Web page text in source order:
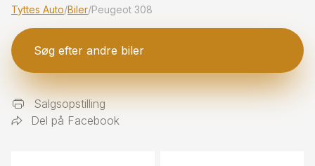
Tyttes Auto/Biler/Peugeot 308
Søg efter andre biler
Salgsopstilling
Del på Facebook